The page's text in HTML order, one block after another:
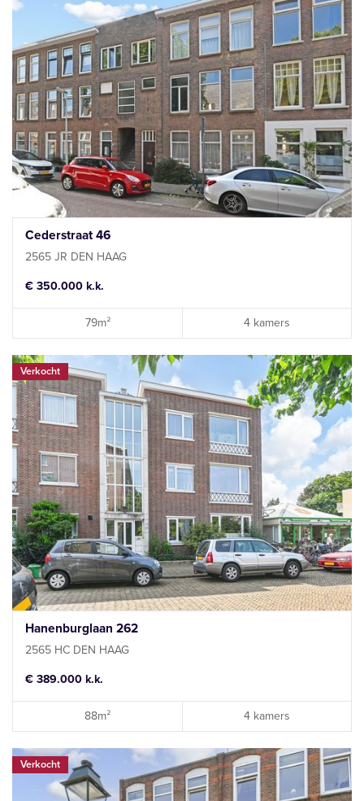
Cederstraat 46
2565 JR DEN HAAG
€ 350.000 k.k.
79m² 4 kamers
Verkocht
Hanenburglaan 262
2565 HC DEN HAAG
€ 389.000 k.k.
88m² 4 kamers
Verkocht